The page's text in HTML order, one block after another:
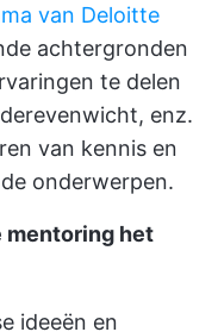
van Deloitte
achtergronden
te delen
enz.
van kennis en
onderwerpen.
mentoring het
ideeën en